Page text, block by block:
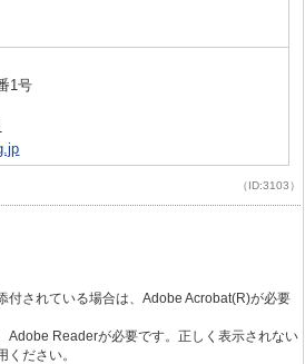
1号
（ID:3103）
付されている場合は、Adobe Acrobat(R)が必要
Adobe Readerが必要です。正しく表示されない
ください。